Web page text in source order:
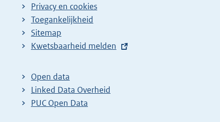
Privacy en cookies
Toegankelijkheid
Sitemap
E
t
e
r
Kwetsbaarheid melden
Open data
Linked Data Overheid
PUC Open Data